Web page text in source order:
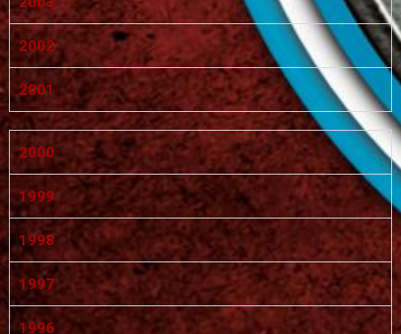
2002
2001
2000
1999
1998
1997
1996